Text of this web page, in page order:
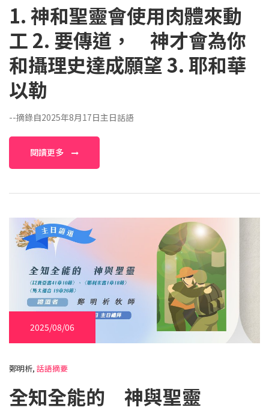
1. 神和聖靈會使用肉體來動
工 2. 要傳道， 神才會為你
和攝理史達成願望 3. 耶和華
以勒
--摘錄自2025年8月17日主日話語
閱讀更多
2025/08/06
鄭明析, 話語摘要
全知全能的 神與聖靈